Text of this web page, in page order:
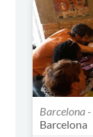
Barcelona -
Barcelona